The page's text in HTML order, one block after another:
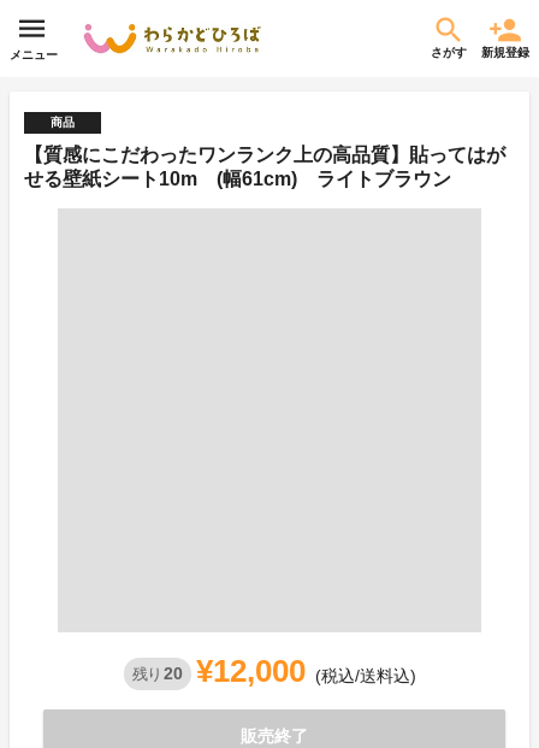
メニュー さがす 新規登録
商品
【質感にこだわったワンランク上の高品質】貼ってはが
せる壁紙シート10m (幅61cm) ライトブラウン
残り 20 ¥12,000 (税込/送料込)
販売終了